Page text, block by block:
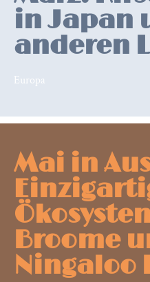
Europa
in Japan
anderen
Mai in
Broome
Ningaloo